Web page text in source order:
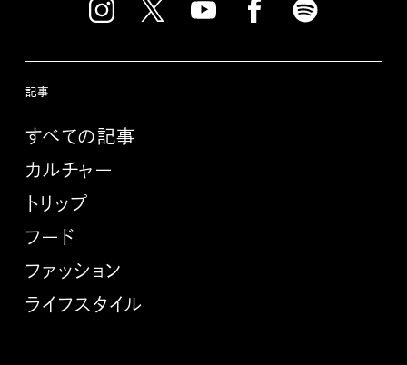
記事
すべての記事
カルチャー
トリップ
フード
ファッション
ライフスタイル